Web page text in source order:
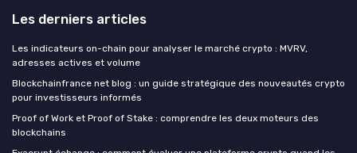
Les derniers articles
Les indicateurs on-chain pour analyser le marché crypto : MVRV,
adresses actives et volume
Blockchainfrance net blog : un guide stratégique des nouveautés crypto
pour investisseurs informés
Proof of Work et Proof of Stake : comprendre les deux moteurs des
blockchains